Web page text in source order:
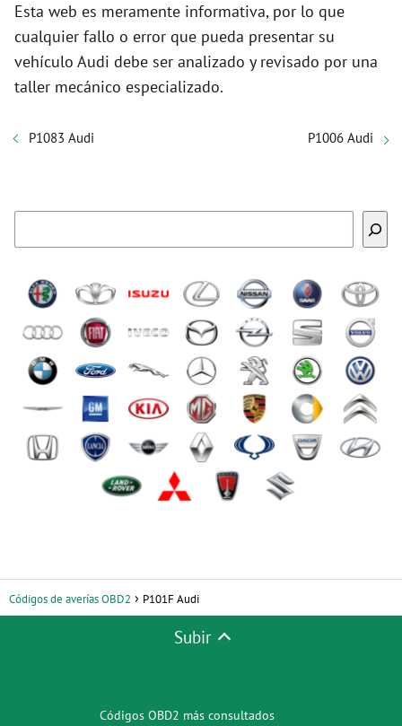
Esta web es meramente informativa, por lo que
cualquier fallo o error que pueda presentar su
vehículo Audi debe ser analizado y revisado por una
taller mecánico especializado.
P1083 Audi P1006 Audi
Códigos de averías OBD2 P101F Audi
Subir
Códigos OBD2 más consultados